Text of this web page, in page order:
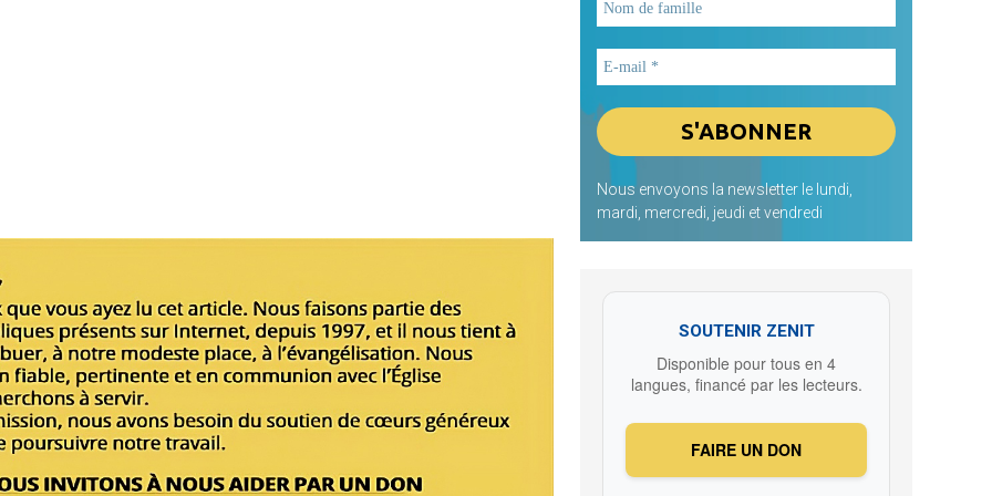
Nous envoyons la newsletter le lundi,
mardi, mercredi, jeudi et vendredi
SOUTENIR ZENIT
Disponible pour tous en 4
langues, financé par les lecteurs.
FAIRE UN DON